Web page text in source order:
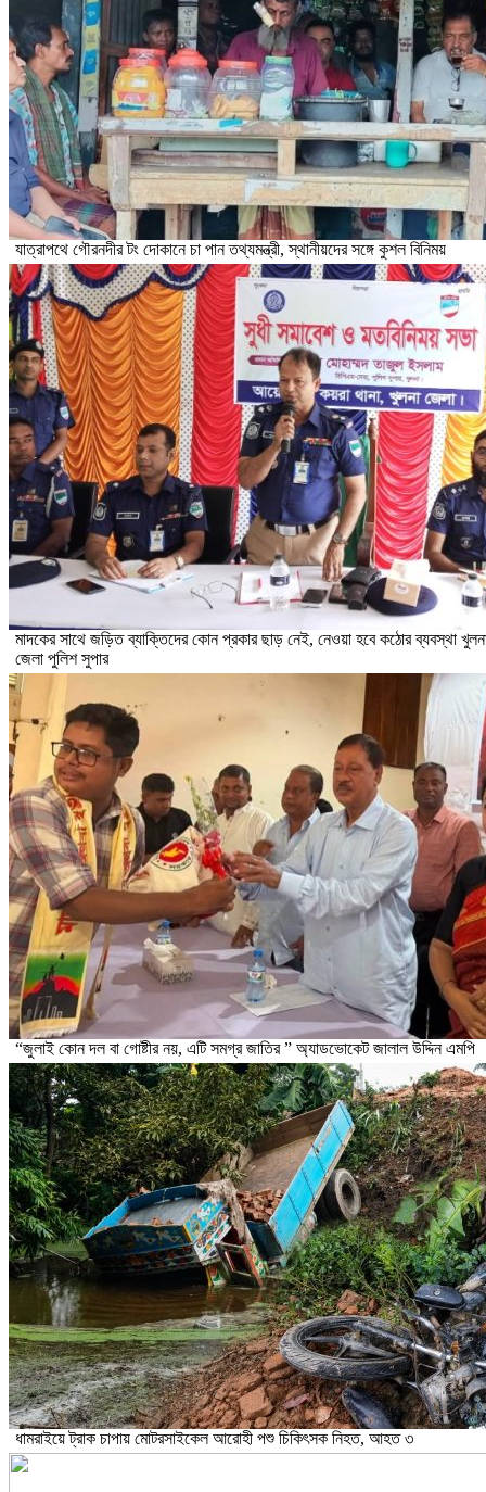
যাত্রাপথে গৌরনদীর টং দোকানে চা পান তথ্যমন্ত্রী, স্থানীয়দের সঙ্গে কুশল বিনিময়
মাদকের সাথে জড়িত ব্যাক্তিদের কোন প্রকার ছাড় নেই, নেওয়া হবে কঠোর ব্যবস্থা
জেলা পুলিশ সুপার
“জুলাই কোন দল বা গোষ্টীর নয়, এটি সমগ্র জাতির ” অ্যাডভোকেট জালাল উদ্দিন এমপি
ধামরাইয়ে ট্রাক চাপায় মোটরসাইকেল আরোহী পশু চিকিৎসক নিহত, আহত ৩